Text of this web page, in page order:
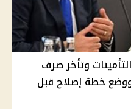
وتأخر صرف
خطة إصلاح قبل